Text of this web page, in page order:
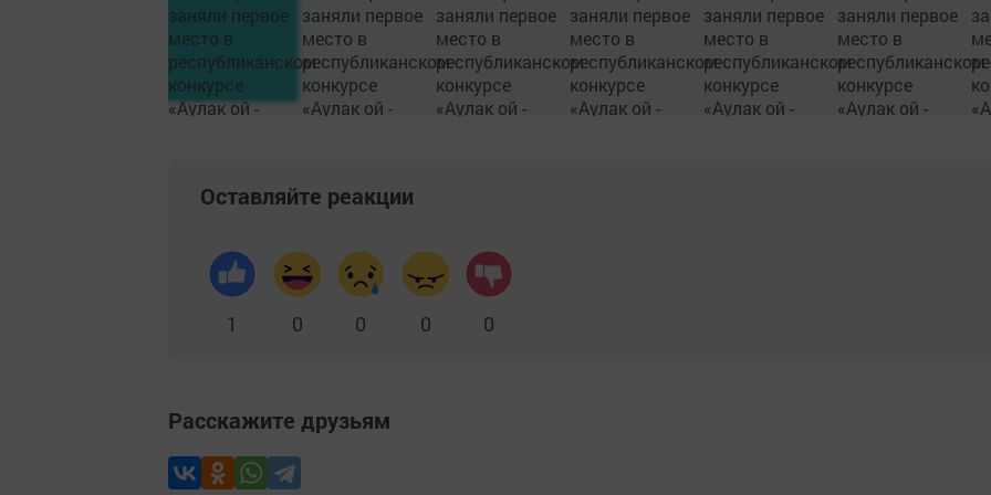
Оставляйте реакции
1 0 0 0 0
Расскажите друзьям